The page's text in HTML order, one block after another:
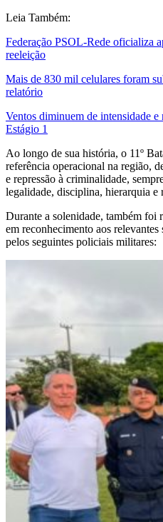
Leia Também:
Federação PSOL-Rede oficializa
reeleição
Mais de 830 mil celulares foram
relatório
Ventos diminuem de intensidade
Estágio 1
Ao longo de sua história, o 11º
referência operacional na região,
e repressão à criminalidade,
legalidade, disciplina, hierarquia e
Durante a solenidade, também foi
em reconhecimento aos
pelos seguintes policiais militares: